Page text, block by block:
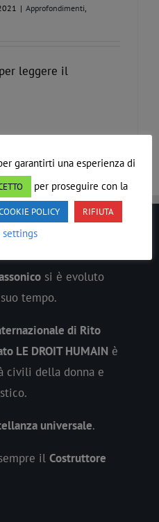
| Approfondimenti
leggere il
si è evoluto
tempo.
di Rito
LE DROIT HUMAIN è
civili della donna e
universale.
il Costruttore
garantirti una esperienza di
per proseguire con la
POLICY RIFIUTA
settings